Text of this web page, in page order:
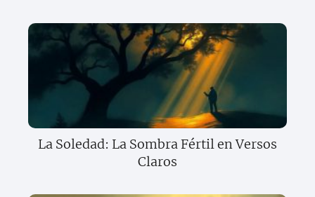
La Soledad: La Sombra Fértil en Versos
Claros